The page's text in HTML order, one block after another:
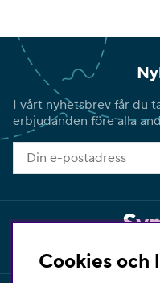
I vårt nyhetsbrev får du
erbjudanden före alla
Cookies och